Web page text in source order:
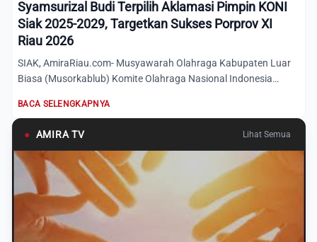
Syamsurizal Budi Terpilih Aklamasi Pimpin KONI
Siak 2025-2029, Targetkan Sukses Porprov XI
Riau 2026
SIAK, AmiraRiau.com- Musyawarah Olahraga Kabupaten Luar
Biasa (Musorkablub) Komite Olahraga Nasional Indonesia
BACA SELENGKAPNYA
● AMIRA TV Lihat Semua